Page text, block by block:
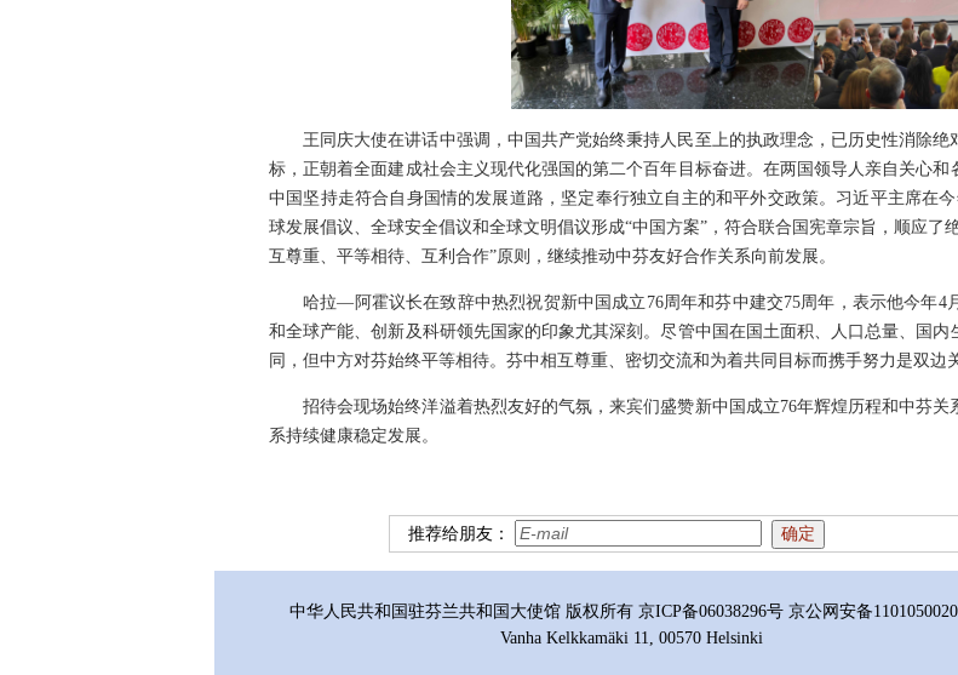
王同庆大使在讲话中强调，中国共产党始终秉持人民至上的执政理念，已历史性消除
标，正朝着全面建成社会主义现代化强国的第二个百年目标奋进。在两国领导人亲自关心和
中国坚持走符合自身国情的发展道路，坚定奉行独立自主的和平外交政策。习近平主席在
球发展倡议、全球安全倡议和全球文明倡议形成“中国方案”，符合联合国宪章宗旨，顺应了
互尊重、平等相待、互利合作”原则，继续推动中芬友好合作关系向前发展。
哈拉—阿霍议长在致辞中热烈祝贺新中国成立76周年和芬中建交75周年，表示他今年
和全球产能、创新及科研领先国家的印象尤其深刻。尽管中国在国土面积、人口总量、国
同，但中方对芬始终平等相待。芬中相互尊重、密切交流和为着共同目标而携手努力是双边
招待会现场始终洋溢着热烈友好的气氛，来宾们盛赞新中国成立76年辉煌历程和中芬
系持续健康稳定发展。
推荐给朋友：
中华人民共和国驻芬兰共和国大使馆 版权所有 京ICP备06038296号 京公网安备
Vanha Kelkkamäki 11, 00570 Helsinki